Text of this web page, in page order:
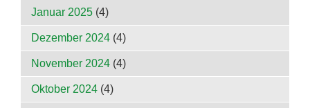
Januar 2025 (4)
Dezember 2024 (4)
November 2024 (4)
Oktober 2024 (4)